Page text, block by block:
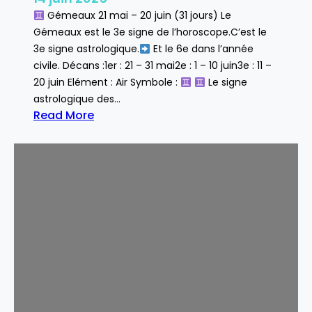
Gémeaux 21 mai – 20 juin (31 jours) Le
Gémeaux est le 3e signe de l’horoscope.C’est le
3e signe astrologique.
Et le 6e dans l’année
civile. Décans :1er : 21 – 31 mai2e : 1 – 10 juin3e : 11 –
20 juin Elément : Air Symbole :
Le signe
astrologique des…
Read More
G